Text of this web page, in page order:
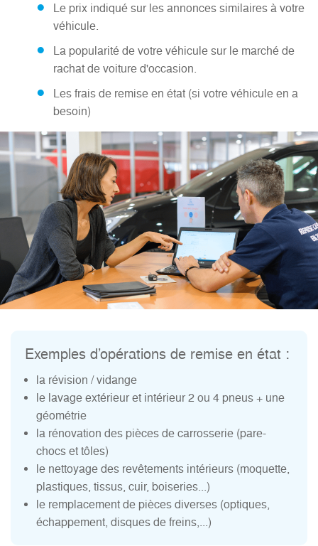
Le prix indiqué sur les annonces similaires à votre
véhicule.
La popularité de votre véhicule sur le marché de
rachat de voiture d'occasion.
Les frais de remise en état (si votre véhicule en a
besoin)
Exemples d’opérations de remise en état :
la révision / vidange
le lavage extérieur et intérieur 2 ou 4 pneus + une
géométrie
la rénovation des pièces de carrosserie (pare-
chocs et tôles)
le nettoyage des revêtements intérieurs (moquette,
plastiques, tissus, cuir, boiseries...)
le remplacement de pièces diverses (optiques,
échappement, disques de freins,...)